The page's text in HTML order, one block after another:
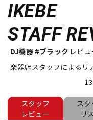
エレキギター
ベース
ドラム
IKEBE
STAFF
DJ機器 #ブラック レビ
楽器店スタッフによるリ
スタッフ
レビュー
スタ
リ